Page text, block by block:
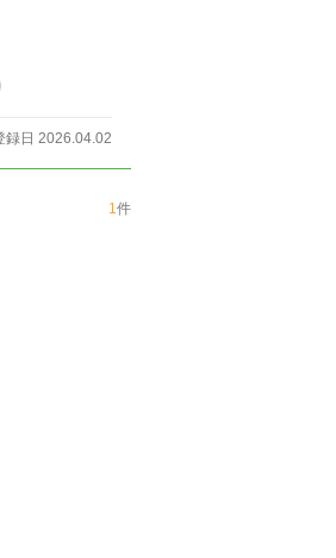
録日 2026.04.02
1件